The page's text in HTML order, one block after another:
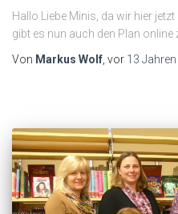
Hallo Liebe Minis, da wir hier
gibt es nun auch den Plan
Von Markus Wolf , vor 13 Jahren